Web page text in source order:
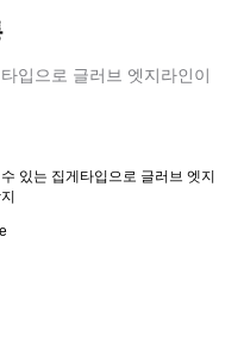
입으로 글러브 엣지라인이
있는 집게타입으로 글러브 엣지